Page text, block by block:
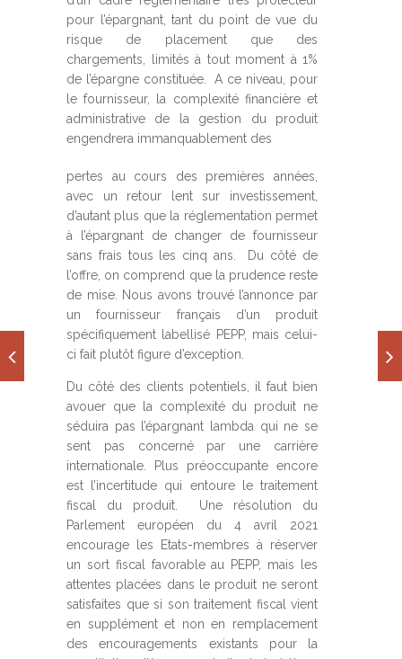
pour l’épargnant, tant du point de vue du
risque de placement que des
chargements, limités à tout moment à 1%
de l’épargne constituée. A ce niveau, pour
le fournisseur, la complexité financière et
administrative de la gestion du produit
engendrera immanquablement des
pertes au cours des premières années,
avec un retour lent sur investissement,
d’autant plus que la réglementation permet
à l’épargnant de changer de fournisseur
sans frais tous les cinq ans. Du côté de
l’offre, on comprend que la prudence reste
de mise. Nous avons trouvé l’annonce par
un fournisseur français d’un produit
spécifiquement labellisé PEPP, mais celui-
ci fait plutôt figure d’exception.
Du côté des clients potentiels, il faut bien
avouer que la complexité du produit ne
séduira pas l’épargnant lambda qui ne se
sent pas concerné par une carrière
internationale. Plus préoccupante encore
est l’incertitude qui entoure le traitement
fiscal du produit. Une résolution du
Parlement européen du 4 avril 2021
encourage les Etats-membres à réserver
un sort fiscal favorable au PEPP, mais les
attentes placées dans le produit ne seront
satisfaites que si son traitement fiscal vient
en supplément et non en remplacement
des encouragements existants pour la